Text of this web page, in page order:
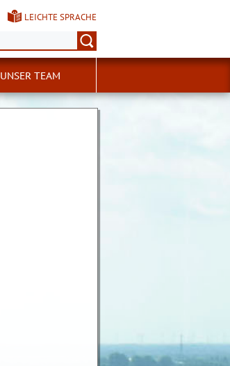
LEICHTE SPRACHE
UNSER TEAM